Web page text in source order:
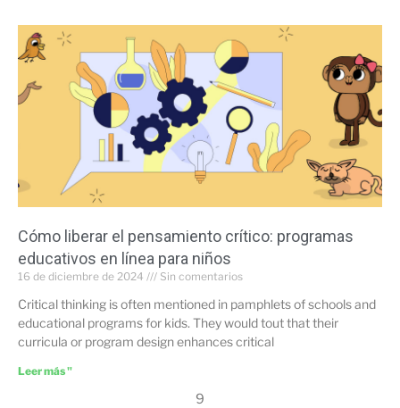
Cómo liberar el pensamiento crítico: programas
educativos en línea para niños
16 de diciembre de 2024 Sin comentarios
Critical thinking is often mentioned in pamphlets of schools and
educational programs for kids. They would tout that their
curricula or program design enhances critical
Leer más "
9